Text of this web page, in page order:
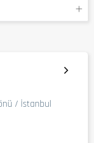
/ İstanbul